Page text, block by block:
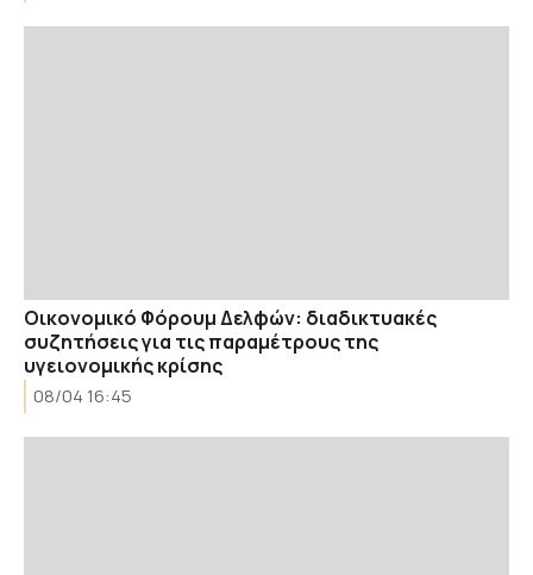
Οικονομικό Φόρουμ Δελφών: διαδικτυακές
συζητήσεις για τις παραμέτρους της
υγειονομικής κρίσης
08/04 16:45